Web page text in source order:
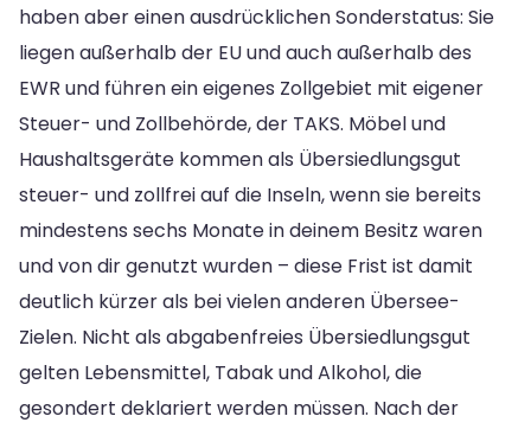
haben aber einen ausdrücklichen Sonderstatus: Sie
liegen außerhalb der EU und auch außerhalb des
EWR und führen ein eigenes Zollgebiet mit eigener
Steuer- und Zollbehörde, der TAKS. Möbel und
Haushaltsgeräte kommen als Übersiedlungsgut
steuer- und zollfrei auf die Inseln, wenn sie bereits
mindestens sechs Monate in deinem Besitz waren
und von dir genutzt wurden – diese Frist ist damit
deutlich kürzer als bei vielen anderen Übersee-
Zielen. Nicht als abgabenfreies Übersiedlungsgut
gelten Lebensmittel, Tabak und Alkohol, die
gesondert deklariert werden müssen. Nach der